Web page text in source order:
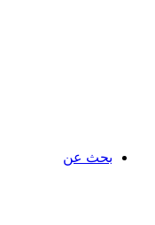
بحث عن